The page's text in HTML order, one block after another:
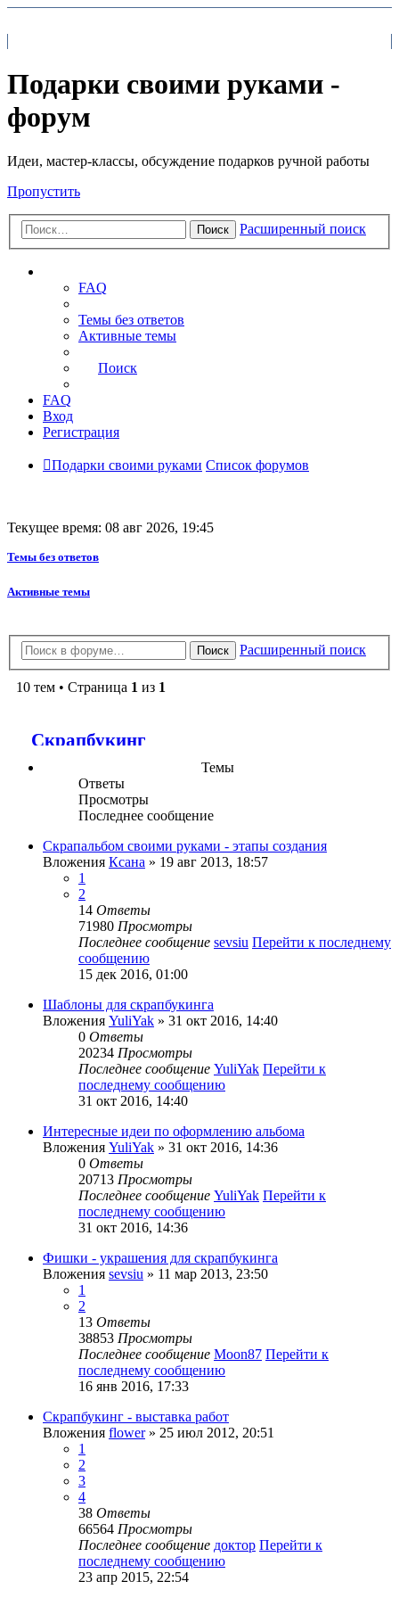
Подарки своими руками -
форум
Идеи, мастер-классы, обсуждение подарков ручной работы
Пропустить
Поиск Расширенный поиск
FAQ
Темы без ответов
Активные темы
Поиск
FAQ
Вход
Регистрация
Подарки своими руками Список форумов
Текущее время: 08 авг 2026, 19:45
Темы без ответов
Активные темы
Поиск Расширенный поиск
10 тем • Страница 1 из 1
Скрапбукинг
Темы
Ответы
Просмотры
Последнее сообщение
Скрапальбом своими руками - этапы создания
Вложения Ксана » 19 авг 2013, 18:57
1
2
14 Ответы
71980 Просмотры
Последнее сообщение sevsiu Перейти к последнему
сообщению
15 дек 2016, 01:00
Шаблоны для скрапбукинга
Вложения YuliYak » 31 окт 2016, 14:40
0 Ответы
20234 Просмотры
Последнее сообщение YuliYak Перейти к
последнему сообщению
31 окт 2016, 14:40
Интересные идеи по оформлению альбома
Вложения YuliYak » 31 окт 2016, 14:36
0 Ответы
20713 Просмотры
Последнее сообщение YuliYak Перейти к
последнему сообщению
31 окт 2016, 14:36
Фишки - украшения для скрапбукинга
Вложения sevsiu » 11 мар 2013, 23:50
1
2
13 Ответы
38853 Просмотры
Последнее сообщение Moon87 Перейти к
последнему сообщению
16 янв 2016, 17:33
Скрапбукинг - выставка работ
Вложения flower» 25 июл 2012, 20:51
1
2
3
4
38 Ответы
66564 Просмотры
Последнее сообщение доктор Перейти к
последнему сообщению
23 апр 2015, 22:54